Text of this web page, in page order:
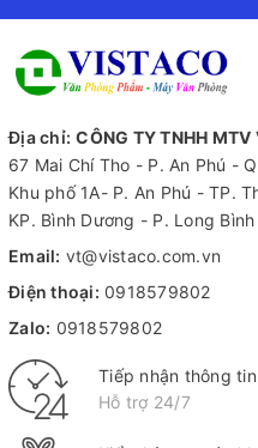
Địa chỉ: CÔNG TY TNHH MTV
67 Mai Chí Tho - P. An Phú -
Khu phố 1A- P. An Phú - TP.
KP. Bình Dương - P. Long
Email: vt@vistaco.com.vn
Điện thoại: 0918579802
Zalo: 0918579802
Tiếp nhận thông tin
Hỗ trợ 24/7